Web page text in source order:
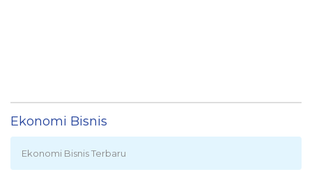
Ekonomi Bisnis
Ekonomi Bisnis Terbaru